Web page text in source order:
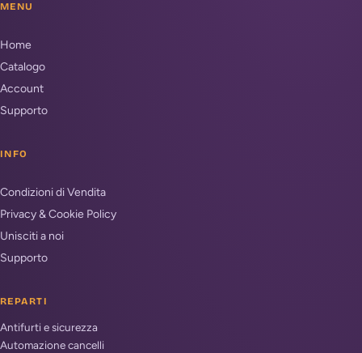
MENU
Home
Catalogo
Account
Supporto
INFO
Condizioni di Vendita
Privacy & Cookie Policy
Unisciti a noi
Supporto
REPARTI
Antifurti e sicurezza
Automazione cancelli